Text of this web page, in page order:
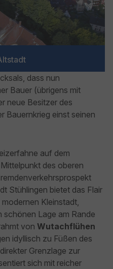
dass nun
Bauer (übrigens mit
neue Besitzer des
Bauernkrieg einst seinen
auf dem
des oberen
Stühlingen bietet das Flair
Kleinstadt,
schönen Lage am Rande
von Wutachflühen
idyllisch zu Füßen des
Grenzlage zur
sich mit reicher